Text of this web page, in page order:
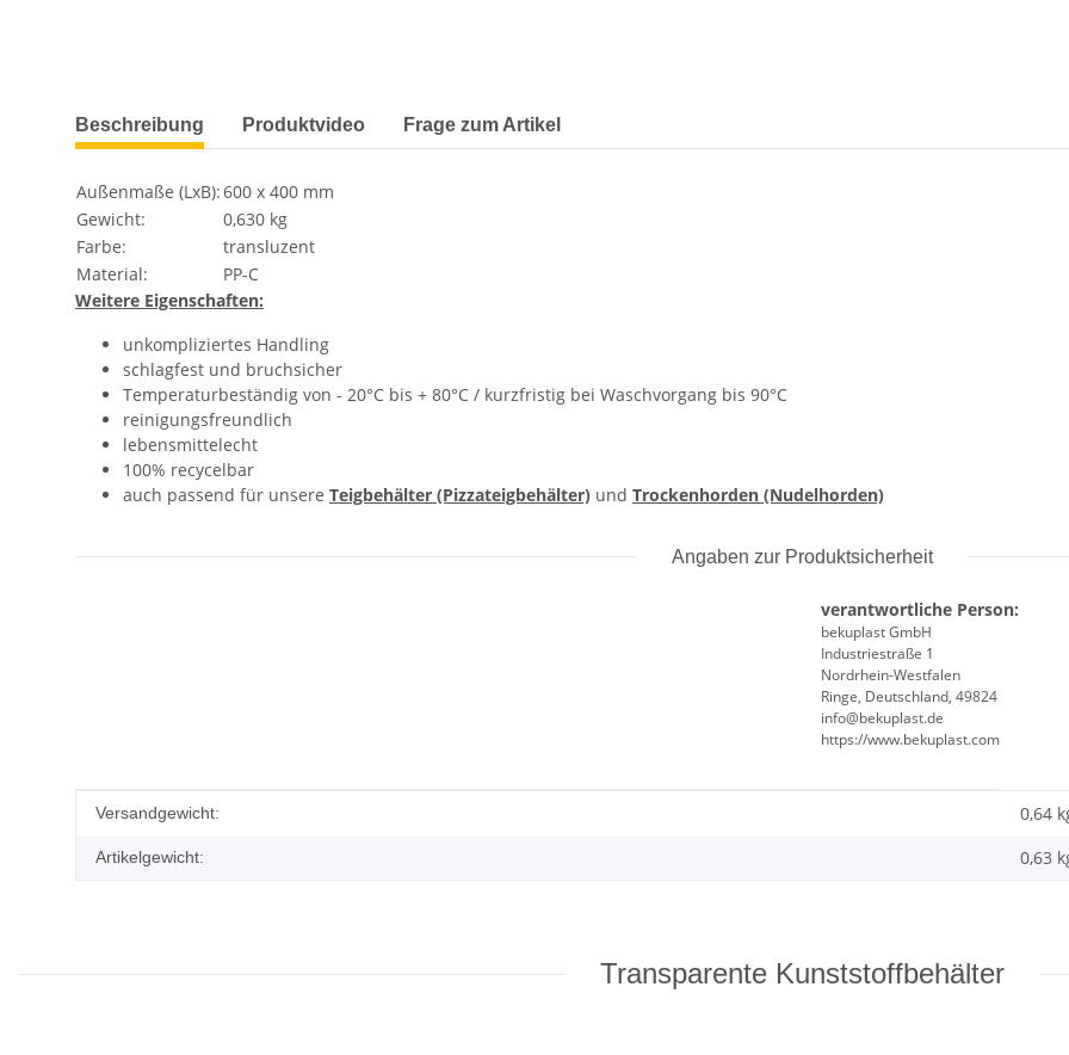
weitere Registerkarten anzeigen
Beschreibung Produktvideo Frage zum Artikel
Außenmaße (LxB):600 x 400 mm
Gewicht:
0,630 kg
Farbe:
transluzent
Material:
PP-C
Weitere Eigenschaften:
unkompliziertes Handling
schlagfest und bruchsicher
Temperaturbeständig von - 20°C bis + 80°C / kurzfristig bei Waschvorgang bis 90°C
reinigungsfreundlich
lebensmittelecht
100% recycelbar
auch passend für unsere Teigbehälter (Pizzateigbehälter) und Trockenhorden (Nudelhorden)
Angaben zur Produktsicherheit
verantwortliche Person:
bekuplast GmbH
Industriestraße 1
Nordrhein-Westfalen
Ringe, Deutschland, 49824
info@bekuplast.de
https://www.bekuplast.com
Produkteigenschaft
Wert
Versandgewicht: 0,64
Artikelgewicht: 0,63
Transparente Kunststoffbehälter